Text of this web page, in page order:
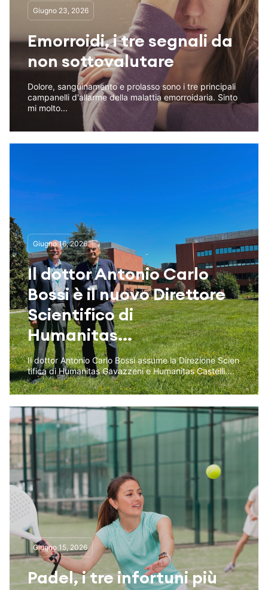
Giugno 23, 2026
Emorroidi, i tre segnali da
non sottovalutare
Dolore, sanguinamento e prolasso sono i tre principali
campanelli d'allarme della malattia emorroidaria. Sinto
mi molto...
Giugno 16, 2026
Il dottor Antonio Carlo
Bossi è il nuovo Direttore
Scientifico di
Humanitas...
Il dottor Antonio Carlo Bossi assume la Direzione Scien
tifica di Humanitas Gavazzeni e Humanitas Castelli....
Giugno 15, 2026
Padel, i tre infortuni più